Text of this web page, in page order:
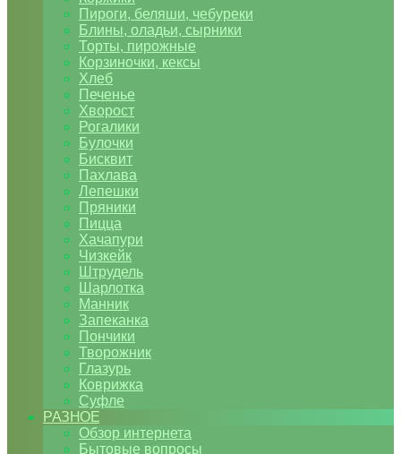
Пироги, беляши, чебуреки
Блины, оладьи, сырники
Торты, пирожные
Корзиночки, кексы
Хлеб
Печенье
Хворост
Рогалики
Булочки
Бисквит
Пахлава
Лепешки
Пряники
Пицца
Хачапури
Чизкейк
Штрудель
Шарлотка
Манник
Запеканка
Пончики
Творожник
Глазурь
Коврижка
Суфле
РАЗНОЕ
Обзор интернета
Бытовые вопросы